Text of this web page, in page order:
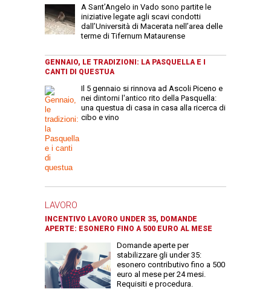
A Sant’Angelo in Vado sono partite le
iniziative legate agli scavi condotti
dall’Università di Macerata nell’area delle
terme di Tifernum Mataurense
GENNAIO, LE TRADIZIONI: LA PASQUELLA E I
CANTI DI QUESTUA
Il 5 gennaio si rinnova ad Ascoli Piceno e
nei dintorni l'antico rito della Pasquella:
una questua di casa in casa alla ricerca di
cibo e vino
LAVORO
INCENTIVO LAVORO UNDER 35, DOMANDE
APERTE: ESONERO FINO A 500 EURO AL MESE
Domande aperte per
stabilizzare gli under 35:
esonero contributivo fino a 500
euro al mese per 24 mesi.
Requisiti e procedura.